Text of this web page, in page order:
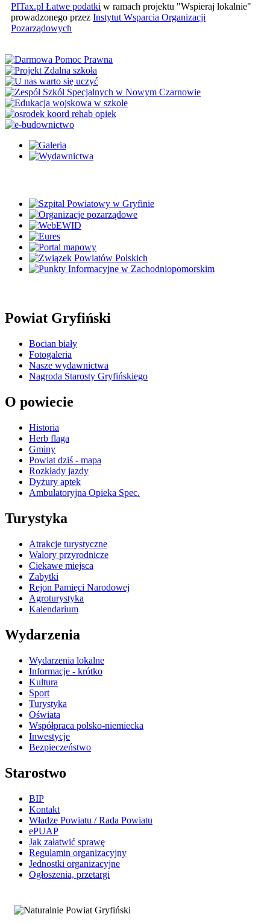
PITax.pl Łatwe podatki w ramach projektu "Wspieraj lokalnie"
prowadzonego przez Instytut Wsparcia Organizacji
Pozarządowych
Powiat Gryfiński
Bocian biały
Fotogaleria
Nasze wydawnictwa
Nagroda Starosty Gryfińskiego
O powiecie
Historia
Herb flaga
Gminy
Powiat dziś - mapa
Rozkłady jazdy
Dyżury aptek
Ambulatoryjna Opieka Spec.
Turystyka
Atrakcje turystyczne
Walory przyrodnicze
Ciekawe miejsca
Zabytki
Rejon Pamięci Narodowej
Agroturystyka
Kalendarium
Wydarzenia
Wydarzenia lokalne
Informacje - krótko
Kultura
Sport
Turystyka
Oświata
Współpraca polsko-niemiecka
Inwestycje
Bezpieczeństwo
Starostwo
BIP
Kontakt
Władze Powiatu / Rada Powiatu
ePUAP
Jak załatwić sprawę
Regulamin organizacyjny
Jednostki organizacyjne
Ogłoszenia, przetargi